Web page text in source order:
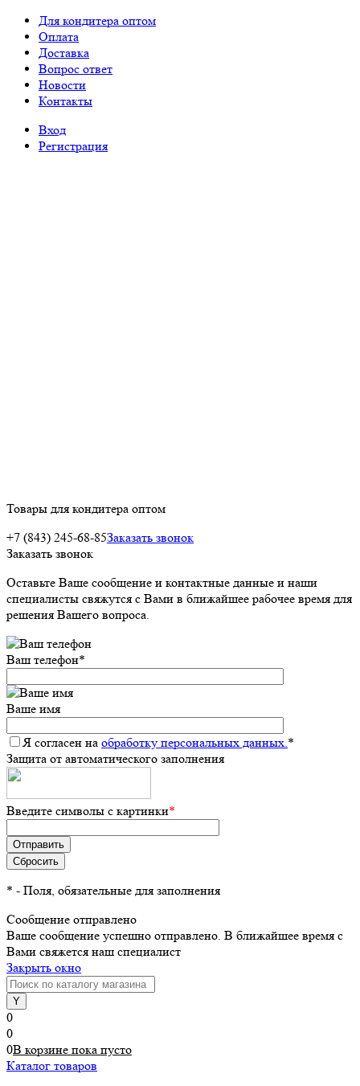
Для кондитера оптом
Оплата
Доставка
Вопрос ответ
Новости
Контакты
Вход
Регистрация
Товары для кондитера оптом
+7 (843) 245-68-85Заказать звонок
Заказать звонок
Оставьте Ваше сообщение и контактные данные и наши
специалисты свяжутся с Вами в ближайшее рабочее время для
решения Вашего вопроса.
Ваш телефон*
Ваше имя
Я согласен на обработку персональных данных.*
Защита от автоматического заполнения
Введите символы с картинки*
* - Поля, обязательные для заполнения
Сообщение отправлено
Ваше сообщение успешно отправлено. В ближайшее время с
Вами свяжется наш специалист
Закрыть окно
0
0
0В корзине пока пусто
Каталог товаров